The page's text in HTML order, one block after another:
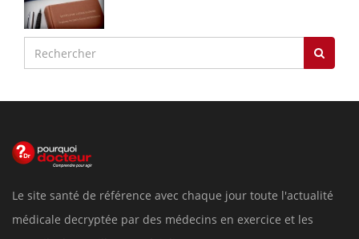
Le site santé de référence avec chaque jour toute l'actualité
médicale decryptée par des médecins en exercice et les